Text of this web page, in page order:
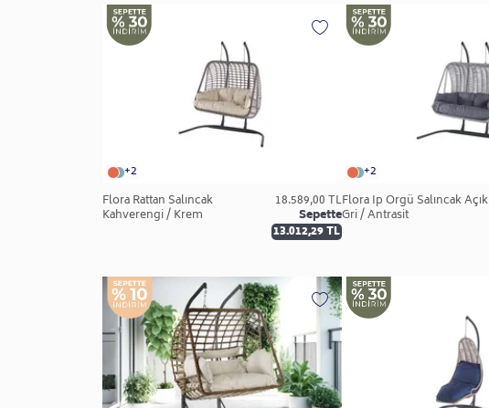
+2
Flora Rattan Salıncak
Kahverengi / Krem
18.589,00 TL
Sepette
13.012,29 TL
+2
Flora İp Örgü Salıncak Açık
Gri / Antrasit